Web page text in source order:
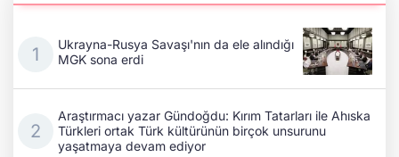
Ukrayna-Rusya Savaşı'nın da ele alındığı
MGK sona erdi
Araştırmacı yazar Gündoğdu: Kırım Tatarları ile Ahıska
Türkleri ortak Türk kültürünün birçok unsurunu
yaşatmaya devam ediyor